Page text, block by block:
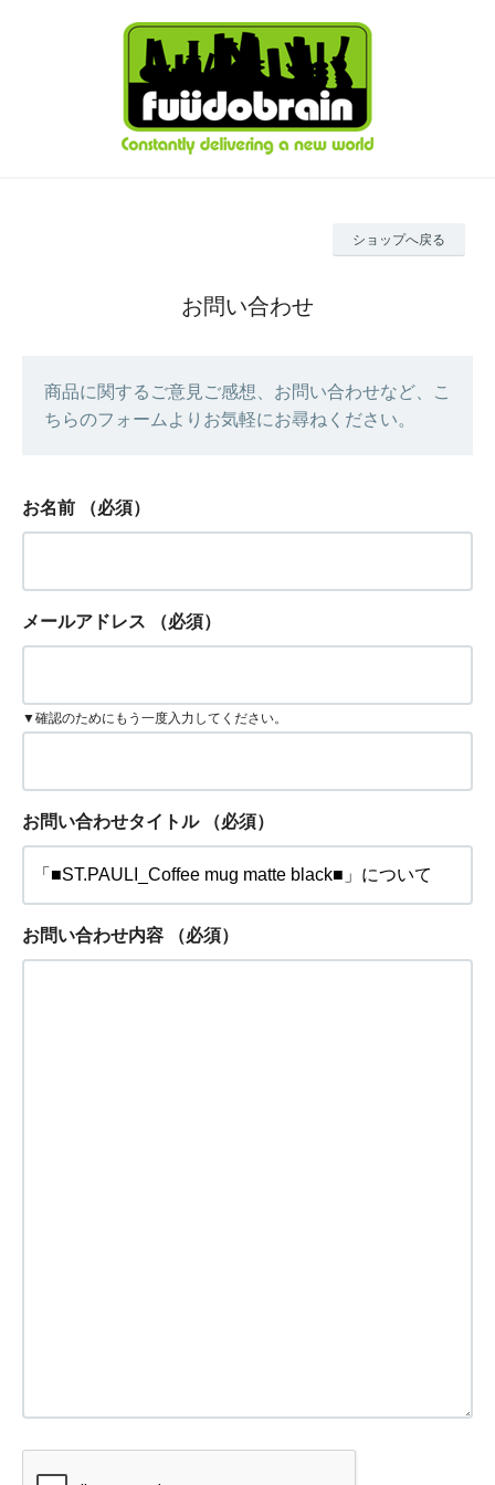
ショップへ戻る
お問い合わせ
商品に関するご意見ご感想、お問い合わせなど、こ
ちらのフォームよりお気軽にお尋ねください。
お名前 （必須）
メールアドレス （必須）
▼確認のためにもう一度入力してください。
お問い合わせタイトル （必須）
お問い合わせ内容 （必須）